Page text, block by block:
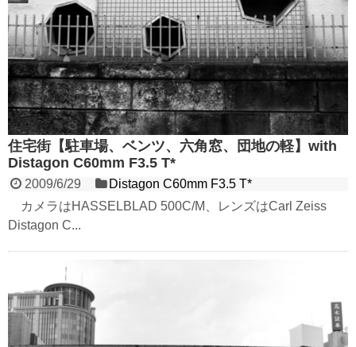
住宅街【駐車場、ベンツ、六角窓、団地の軽】with
Distagon C60mm F3.5 T*
2009/6/29
Distagon C60mm F3.5 T*
カメラはHASSELBLAD 500C/M、レンズはCarl Zeiss
Distagon C...